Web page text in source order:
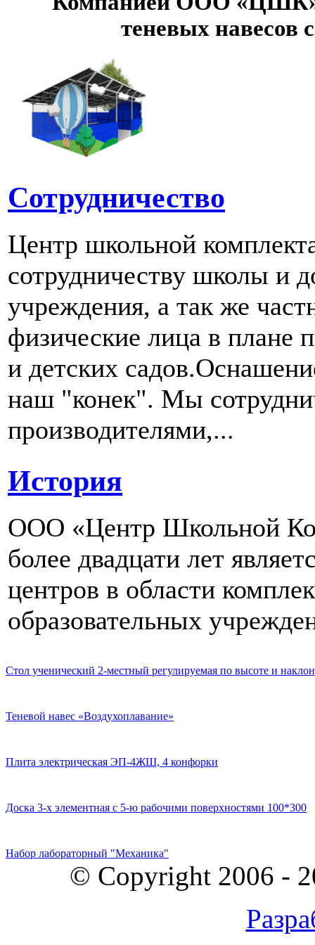
теневых навесов
Сотрудничество
Центр школьной
сотрудничеству школы и
учреждения, а так же
физические лица в плане
и детских
наш "конек". Мы
производителями,...
История
ООО «Центр Школьной
более двадцати лет
центров в области
образовательных
Стол ученический 2-местный регулируемая по высоте и
Теневой навес «Воздухоплавание»
Плита электрическая ЭП-4ЖШ, 4 конфорки
Доска 3-х элементная с 5-ю рабочими поверхностями 100*300
Набор лабораторный "Механика"
© Copyright 2006 -